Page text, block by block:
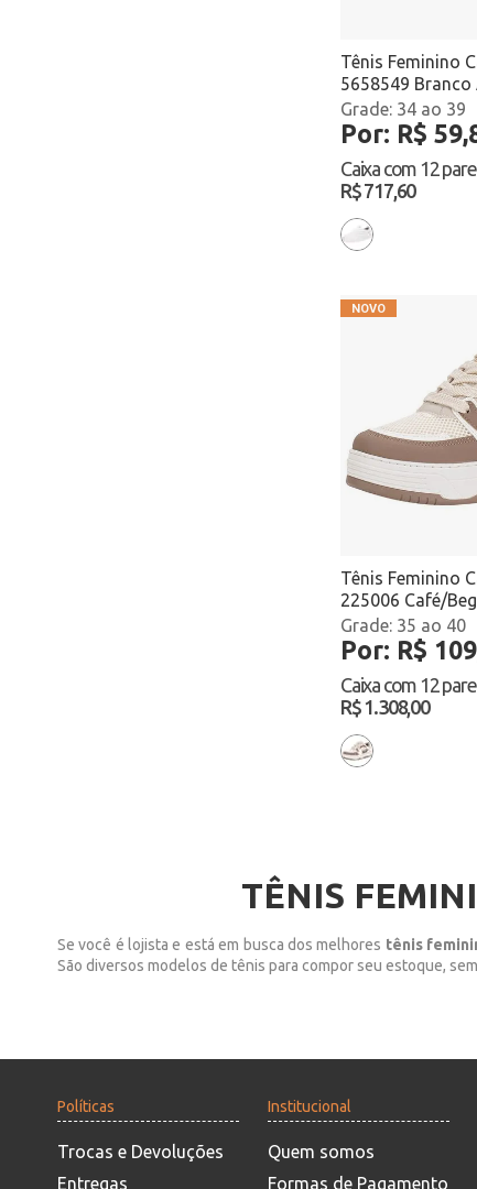
Tênis Feminino
5658549
34 ao 39
Por: R$
Caixa com 12
R$ 717,60
Tênis Feminino
225006 Café/
35 ao 40
Por: R$
Caixa com 12
R$ 1.308,00
TÊNIS
Se você é lojista e está em busca dos melhores tênis
São diversos modelos de tênis para compor seu estoque,
Políticas
Trocas e Devoluções
Entregas
Institucional
Quem somos
Formas de Pagamento